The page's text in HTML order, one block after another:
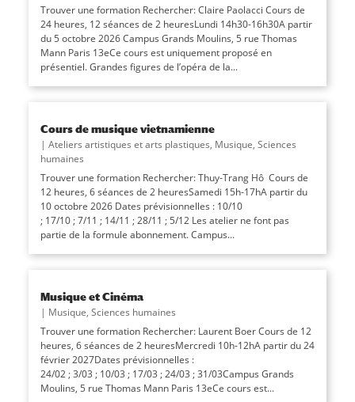
Trouver une formation Rechercher: Claire Paolacci Cours de
24 heures, 12 séances de 2 heuresLundi 14h30-16h30A partir
du 5 octobre 2026 Campus Grands Moulins, 5 rue Thomas
Mann Paris 13eCe cours est uniquement proposé en
présentiel. Grandes figures de l’opéra de la...
Cours de musique vietnamienne
| Ateliers artistiques et arts plastiques, Musique, Sciences
humaines
Trouver une formation Rechercher: Thuy-Trang Hô Cours de
12 heures, 6 séances de 2 heuresSamedi 15h-17hA partir du
10 octobre 2026 Dates prévisionnelles : 10/10
; 17/10 ; 7/11 ; 14/11 ; 28/11 ; 5/12 Les atelier ne font pas
partie de la formule abonnement. Campus...
Musique et Cinéma
| Musique, Sciences humaines
Trouver une formation Rechercher: Laurent Boer Cours de 12
heures, 6 séances de 2 heuresMercredi 10h-12hA partir du 24
février 2027Dates prévisionnelles :
24/02 ; 3/03 ; 10/03 ; 17/03 ; 24/03 ; 31/03Campus Grands
Moulins, 5 rue Thomas Mann Paris 13eCe cours est...